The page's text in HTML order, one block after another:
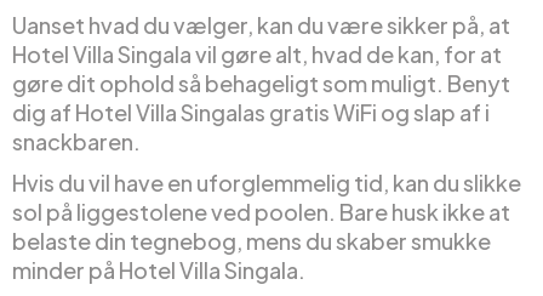
Uanset hvad du vælger, kan du være sikker på, at
Hotel Villa Singala vil gøre alt, hvad de kan, for at
gøre dit ophold så behageligt som muligt. Benyt
dig af Hotel Villa Singalas gratis WiFi og slap af i
snackbaren.
Hvis du vil have en uforglemmelig tid, kan du slikke
sol på liggestolene ved poolen. Bare husk ikke at
belaste din tegnebog, mens du skaber smukke
minder på Hotel Villa Singala.